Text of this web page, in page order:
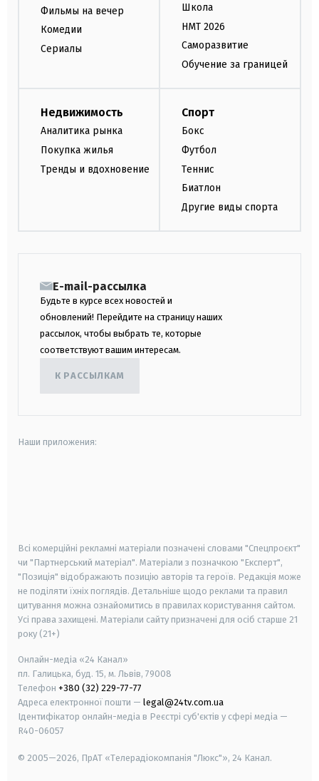
Фильмы на вечер
Комедии
Сериалы
Школа
НМТ 2026
Саморазвитие
Обучение за границей
Недвижимость
Аналитика рынка
Покупка жилья
Тренды и вдохновение
Спорт
Бокс
Футбол
Теннис
Биатлон
Другие виды спорта
E-mail-рассылка
Будьте в курсе всех новостей и
обновлений! Перейдите на страницу наших
рассылок, чтобы выбрать те, которые
соответствуют вашим интересам.
К РАССЫЛКАМ
Наши приложения:
Всі комерційні рекламні матеріали позначені словами "Спецпроєкт"
чи "Партнерський матеріал". Матеріали з позначкою "Експерт",
"Позиція" відображають позицію авторів та героїв. Редакція може
не поділяти їхніх поглядів. Детальніше щодо реклами та правил
цитування можна ознайомитись в правилах користування сайтом.
Усі права захищені. Матеріали сайту призначені для осіб старше 21
року (21+)
Онлайн-медіа «24 Канал»
пл. Галицька, буд. 15, м. Львів, 79008
Телефон +380 (32) 229-77-77
Адреса електронної пошти — legal@24tv.com.ua
Ідентифікатор онлайн-медіа в Реєстрі суб'єктів у сфері медіа —
R40-06057
© 2005—2026, ПрАТ «Телерадіокомпанія "Люкс"», 24 Канал.